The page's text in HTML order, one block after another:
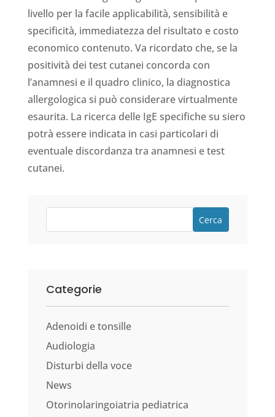
livello per la facile applicabilità, sensibilità e
specificità, immediatezza del risultato e costo
economico contenuto. Va ricordato che, se la
positività dei test cutanei concorda con
l’anamnesi e il quadro clinico, la diagnostica
allergologica si può considerare virtualmente
esaurita. La ricerca delle IgE specifiche su siero
potrà essere indicata in casi particolari di
eventuale discordanza tra anamnesi e test
cutanei.
Cerca
Categorie
Adenoidi e tonsille
Audiologia
Disturbi della voce
News
Otorinolaringoiatria pediatrica